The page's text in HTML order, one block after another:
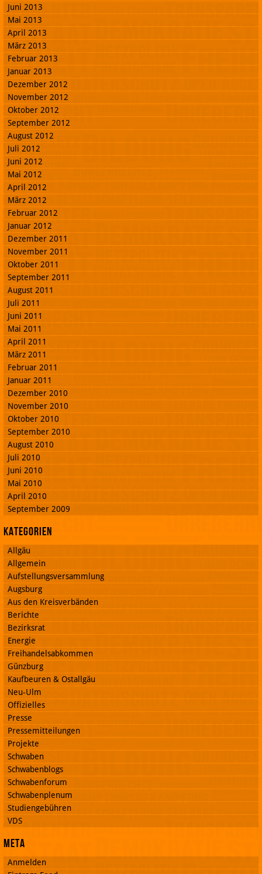
Juni 2013
Mai 2013
April 2013
März 2013
Februar 2013
Januar 2013
Dezember 2012
November 2012
Oktober 2012
September 2012
August 2012
Juli 2012
Juni 2012
Mai 2012
April 2012
März 2012
Februar 2012
Januar 2012
Dezember 2011
November 2011
Oktober 2011
September 2011
August 2011
Juli 2011
Juni 2011
Mai 2011
April 2011
März 2011
Februar 2011
Januar 2011
Dezember 2010
November 2010
Oktober 2010
September 2010
August 2010
Juli 2010
Juni 2010
Mai 2010
April 2010
September 2009
Kategorien
Allgäu
Allgemein
Aufstellungsversammlung
Augsburg
Aus den Kreisverbänden
Berichte
Bezirksrat
Energie
Freihandelsabkommen
Günzburg
Kaufbeuren & Ostallgäu
Neu-Ulm
Offizielles
Presse
Pressemitteilungen
Projekte
Schwaben
Schwabenblogs
Schwabenforum
Schwabenplenum
Studiengebühren
VDS
Meta
Anmelden